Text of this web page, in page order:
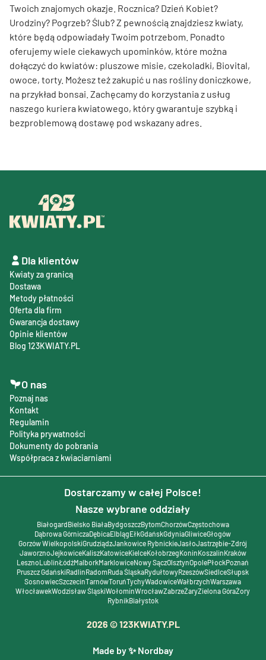
Twoich znajomych okazje. Rocznica? Dzień Kobiet?
Urodziny? Pogrzeb? Ślub? Z pewnością znajdziesz kwiaty,
które będą odpowiadały Twoim potrzebom. Ponadto
oferujemy wiele ciekawych upominków, które można
dołączyć do kwiatów: pluszowe misie, czekoladki, Biovital,
owoce, torty. Możesz też zakupić u nas rośliny doniczkowe,
na przykład bonsai. Zachęcamy do korzystania z usług
naszego kuriera kwiatowego, który gwarantuje szybką i
bezproblemową dostawę pod wskazany adres.
Dla klientów
Kwiaty za granicą
Dostawa
Metody płatności
Oferta dla firm
Gwarancja dostawy
Opinie klientów
Blog 123KWIATY.PL
O nas
Poznaj nas
Kontakt
Regulamin
Polityka prywatności
Dokumenty do pobrania
Współpraca z kwiaciarniami
Dostarczamy w całej Polsce!
Nasze wybrane oddziały
BiałogardBielsko BiałaBydgoszczBytomChorzówCzęstochowa
Dąbrowa GórniczaDębicaElblągEłkGdańskGdyniaGliwiceGłogów
Gorzów WielkopolskiGrudziądzJankowice RybnickieJasłoJastrzębie-Zdrój
JaworznoJejkowiceKaliszKatowiceKielceKołobrzegKoninKoszalinKraków
LesznoLublinŁódźMalborkMarklowiceNowy SączOlsztynOpolePłockPoznań
Pruszcz GdańskiRadlinRadomRuda ŚląskaRydułtowyRzeszówSiedlceSłupsk
SosnowiecSzczecinTarnówToruńTychyWadowiceWałbrzychWarszawa
WłocławekWodzisław ŚląskiWołominWrocławZabrzeŻaryZielona GóraŻory
RybnikBiałystok
2026 © 123KWIATY.PL
Made by ✨ Nordbay